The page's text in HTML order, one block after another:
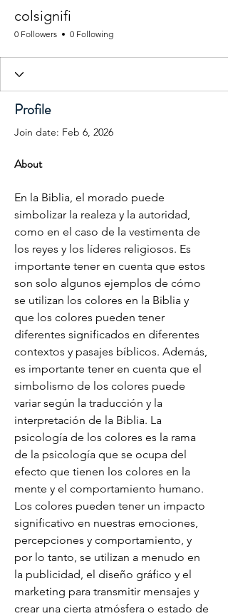
colsignifi
0 Followers 0 Following
Profile
Join date: Feb 6, 2026
About
En la Biblia, el morado puede
simbolizar la realeza y la autoridad,
como en el caso de la vestimenta de
los reyes y los líderes religiosos. Es
importante tener en cuenta que estos
son solo algunos ejemplos de cómo
se utilizan los colores en la Biblia y
que los colores pueden tener
diferentes significados en diferentes
contextos y pasajes bíblicos. Además,
es importante tener en cuenta que el
simbolismo de los colores puede
variar según la traducción y la
interpretación de la Biblia. La
psicología de los colores es la rama
de la psicología que se ocupa del
efecto que tienen los colores en la
mente y el comportamiento humano.
Los colores pueden tener un impacto
significativo en nuestras emociones,
percepciones y comportamiento, y
por lo tanto, se utilizan a menudo en
la publicidad, el diseño gráfico y el
marketing para transmitir mensajes y
crear una cierta atmósfera o estado de